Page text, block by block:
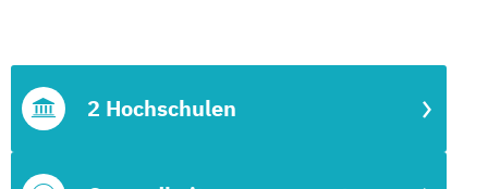
2 Hochschulen